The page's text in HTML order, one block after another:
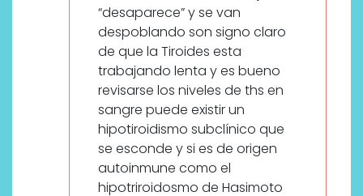
“desaparece” y se van
despoblando son signo claro
de que la Tiroides esta
trabajando lenta y es bueno
revisarse los niveles de ths en
sangre puede existir un
hipotiroidismo subclínico que
se esconde y si es de origen
autoinmune como el
hipotriroidosmo de Hasimoto